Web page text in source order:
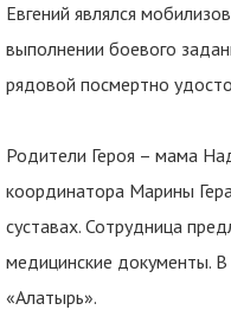
Евгений являлся
выполнении боевого
рядовой посмертно
Родители Героя – мама
координатора Марины
суставах. Сотрудница
медицинские документы.
«Алатырь».